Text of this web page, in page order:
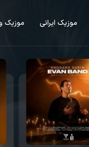
موزیک ایرانی موزیک